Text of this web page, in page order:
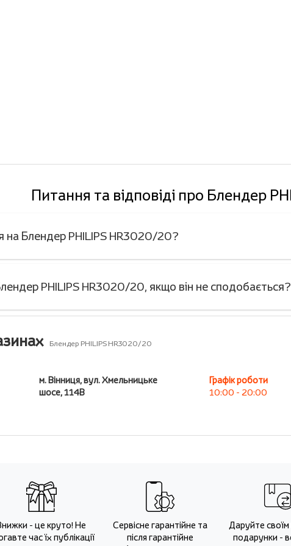
Питання та відповіді про Блендер
на Блендер PHILIPS HR3020/20?
PHILIPS HR3020/20, якщо він не сподобається?
Блендер PHILIPS HR3020/20
м. Вінниця, вул. Хмельницьке
шосе, 114В
Графік роботи
10:00 - 20:00
- це круто! Не
час їх публікації
Сервісне гарантійне та
після гарантійне
Даруйте
подарунки -